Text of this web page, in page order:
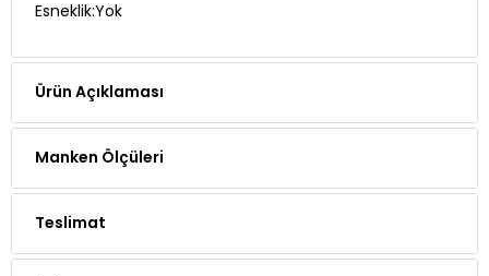
Esneklik:Yok
Ürün Açıklaması
Manken Ölçüleri
Teslimat